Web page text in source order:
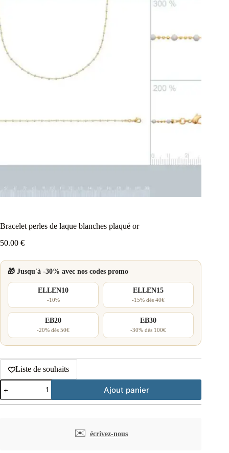
Bracelet perles de laque blanches plaqué or
50.00 €
🎁 Jusqu'à -30% avec nos codes promo
ELLEN10
-10%
ELLEN15
-15% dès 40€
EB20
-20% dès 50€
EB30
-30% dès 100€
Liste de souhaits
quantité
de
Bracelet
Ajout panier
✉️ écrivez-nous